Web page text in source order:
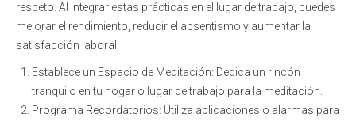
respeto. Al integrar estas prácticas en el lugar de trabajo, puedes
mejorar el rendimiento, reducir el absentismo y aumentar la
satisfacción laboral.
Establece un Espacio de Meditación: Dedica un rincón
tranquilo en tu hogar o lugar de trabajo para la meditación.
Programa Recordatorios: Utiliza aplicaciones o alarmas para